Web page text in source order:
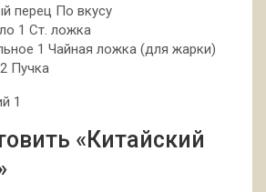
перец По вкусу
1 Ст. ложка
1 Чайная ложка (для жарки)
Пучка
1
«Китайский